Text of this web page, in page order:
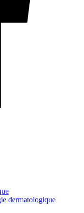
dermatologique